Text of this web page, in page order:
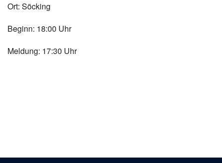
Ort: Söcking
Beginn: 18:00 Uhr
Meldung: 17:30 Uhr